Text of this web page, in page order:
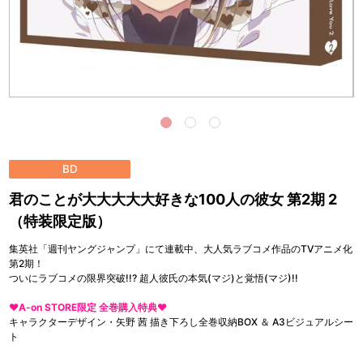
BD
君のことが大大大大大好きな100人の彼女 第2期 2
（特装限定版）
集英社「週刊ヤングジャンプ」にて連載中、大人気ラブコメ作品のTVアニメ化
第2期！
ついにラブコメの限界突破!!? 超人彼氏の本気(マジ)と覚悟(マジ)!!
❤A-on STORE限定 全巻購入特典❤
キャラクターデザイン・矢野 茜 描き下ろし全巻収納BOX ＆ A3ビジュアルシー
ト